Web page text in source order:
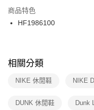
２．訂單成立數日內，您將收
３．收到繳費通知簡訊後14天
ATM／網路銀行／等多元方式
※ 交易是否成功請以「AFTEE
是否繳費成功／繳費後需取消
客戶支援中心」
https://
１．透過由恩沛科技股份有限
付款後門市自取
每筆NT$100，滿
商品特色
HF1986100
相關分類
NIKE 休閒鞋 NIKE
DUNK 休閒鞋 Dunk